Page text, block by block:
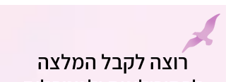
רוצה לקבל המלצה